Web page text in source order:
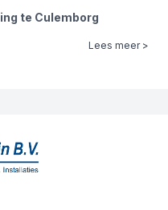
te Culemborg
Lees meer >